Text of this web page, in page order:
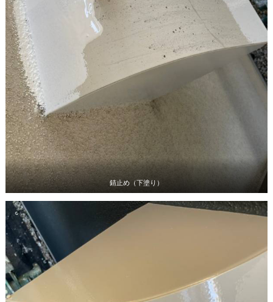
錆止め（下塗り）